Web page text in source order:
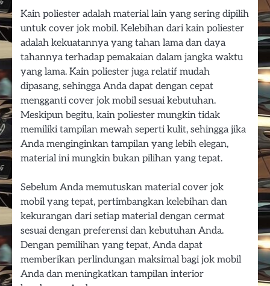
Kain poliester adalah material lain yang sering dipilih
untuk cover jok mobil. Kelebihan dari kain poliester
adalah kekuatannya yang tahan lama dan daya
tahannya terhadap pemakaian dalam jangka waktu
yang lama. Kain poliester juga relatif mudah
dipasang, sehingga Anda dapat dengan cepat
mengganti cover jok mobil sesuai kebutuhan.
Meskipun begitu, kain poliester mungkin tidak
memiliki tampilan mewah seperti kulit, sehingga jika
Anda menginginkan tampilan yang lebih elegan,
material ini mungkin bukan pilihan yang tepat.
Sebelum Anda memutuskan material cover jok
mobil yang tepat, pertimbangkan kelebihan dan
kekurangan dari setiap material dengan cermat
sesuai dengan preferensi dan kebutuhan Anda.
Dengan pemilihan yang tepat, Anda dapat
memberikan perlindungan maksimal bagi jok mobil
Anda dan meningkatkan tampilan interior